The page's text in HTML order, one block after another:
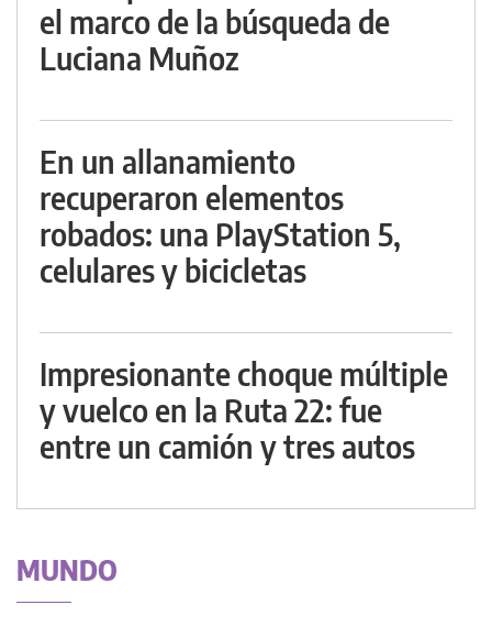
el marco de la búsqueda de
Luciana Muñoz
En un allanamiento
recuperaron elementos
robados: una PlayStation 5,
celulares y bicicletas
Impresionante choque múltiple
y vuelco en la Ruta 22: fue
entre un camión y tres autos
MUNDO